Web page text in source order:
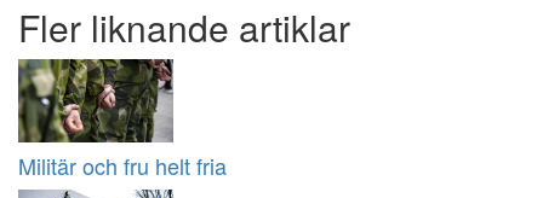
Fler liknande artiklar
Militär och fru helt fria